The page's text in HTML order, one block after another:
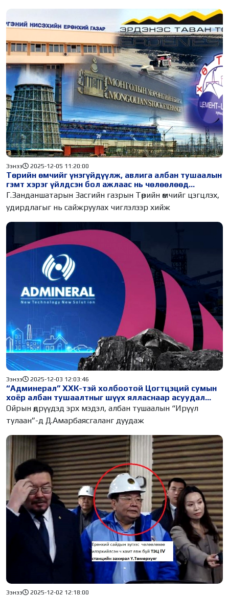
Төрийн өмчийг үнэгүйдүүлж, авлига албан тушаалын
гэмт хэрэг үйлдсэн бол ажлаас нь чөлөөлөөд
зогсохгүй зардлыг нь төлүүлж, эс бөгөөс шоронд нь
хорьдог больё
Ээнээ 2025-12-05 11:20:00
Г.Занданшатарын Засгийн газрын Төрийн өмчийг цэгцлэх,
удирдлагыг нь сайжруулах чиглэлээр хийж
“Админерал” ХХК-тэй холбоотой Цогтцэций сумын
хоёр албан тушаалтныг шүүх ялласнаар асуудал
дуусах уу, харин эхлэх үү, Б.Энхбаяр сайдаа?
Ээнээ 2025-12-03 12:03:46
Ойрын өдрүүдэд эрх мэдэл, албан тушаалын “Ирүүл
тулаан”-д Д.Амарбаясгаланг дуудаж
Ээнээ 2025-12-02 12:18:00